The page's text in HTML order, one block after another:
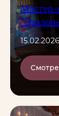
Мастер-
15.02.2026